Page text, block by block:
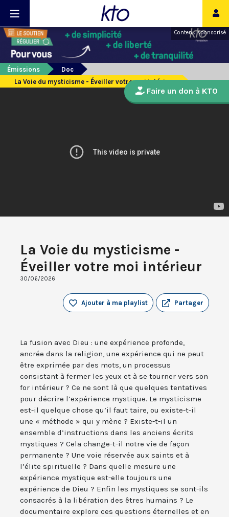
Contenu sponsorisé
Émissions
Doc
La Voie du mysticisme - Éveiller votre moi intérieur
La Voie du mysticisme -
Éveiller votre moi intérieur
30/06/2026
Partager
Ajouter à ma playlist
La fusion avec Dieu : une expérience profonde,
ancrée dans la religion, une expérience qui ne peut
être exprimée par des mots, un processus
consistant à fermer les yeux et à se tourner vers son
for intérieur ? Ce ne sont là que quelques tentatives
pour décrire l’expérience mystique. Le mysticisme
est-il quelque chose qu’il faut taire, ou existe-t-il
une « méthode » qui y mène ? Existe-t-il un
ensemble d’instructions dans les anciens écrits
mystiques ? Cela change-t-il notre vie de façon
permanente ? Une voie réservée aux saints et à
l’élite spirituelle ? Dans quelle mesure une
expérience mystique est-elle toujours une
expérience de Dieu ? Enfin les mystiques se sont-ils
consacrés à la libération des êtres humains ? Le
documentaire explore ces questions éternelles et en
Faire un don à KTO